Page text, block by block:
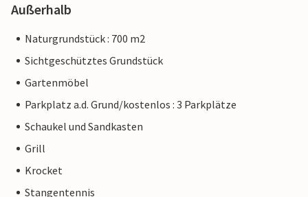
Außerhalb
Naturgrundstück : 700 m2
Sichtgeschütztes Grundstück
Gartenmöbel
Parkplatz a.d. Grund/kostenlos : 3 Parkplätze
Schaukel und Sandkasten
Grill
Krocket
Stangentennis